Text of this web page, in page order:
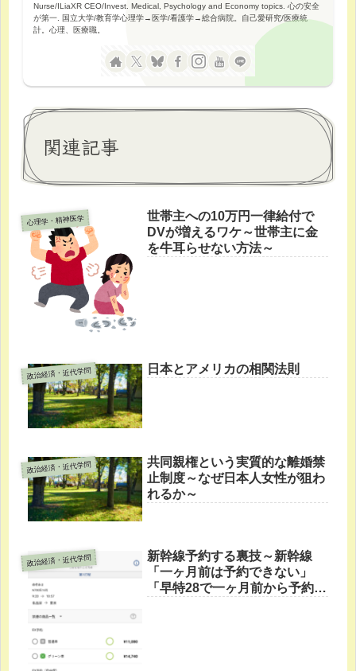
Nurse/ILiaXR CEO/Invest. Medical, Psychology and Economy topics. 心の安全
が第一. 国立大学/教育学心理学→医学/看護学→総合病院。自己愛研究/医療統
計。心理、医療職。
関連記事
心理学・精神医学
世帯主への10万円一律給付で
DVが増えるワケ～世帯主に金
を牛耳らせない方法～
政治経済・近代学問 日本とアメリカの相関法則
政治経済・近代学問
共同親権という実質的な離婚禁
止制度～なぜ日本人女性が狙わ
れるか～
政治経済・近代学問
新幹線予約する裏技～新幹線
「一ヶ月前は予約できない」
「早特28で一ヶ月前から予約で